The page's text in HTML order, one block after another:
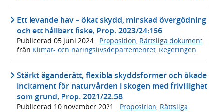
Ett levande hav – ökat skydd, minskad övergödning
och ett hållbart fiske, Prop. 2023/24:156
Publicerad 05 juni 2024 · Proposition, Rättsliga dokument
från Klimat- och näringslivsdepartementet, Regeringen
Stärkt äganderätt, flexibla skyddsformer och ökade
incitament för naturvården i skogen med frivillighet
som grund, Prop. 2021/22:58
Publicerad 10 november 2021 · Proposition Rättsliga